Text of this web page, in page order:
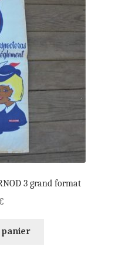
3 grand format